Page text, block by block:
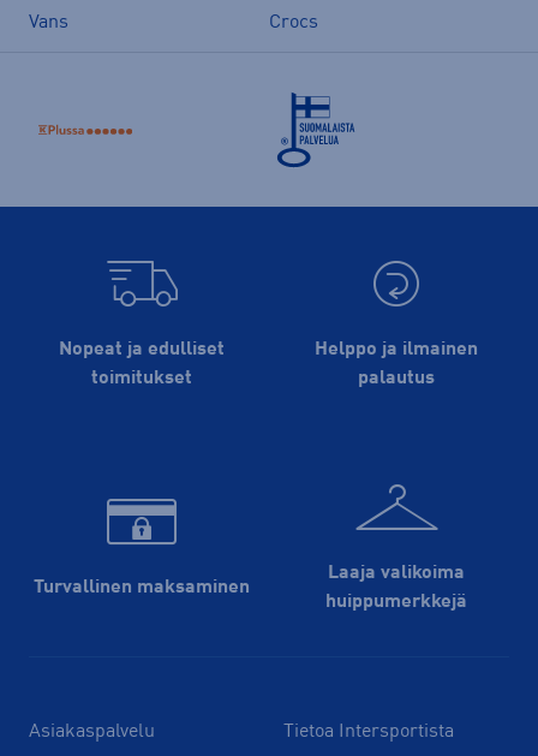
Vans
Crocs
Nopeat ja edulliset
toimitukset
Helppo ja ilmainen
palautus
Turvallinen maksaminen
Laaja valikoima
huippu­merkkejä
Asiakaspalvelu
Tietoa Intersportista